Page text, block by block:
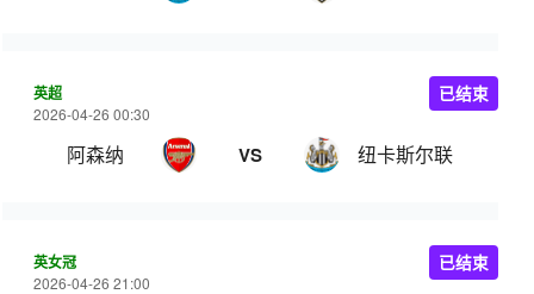
英超
2026-04-26 00:30
阿森纳 VS 纽卡斯尔联
已结束
英女冠
2026-04-26 21:00
已结束